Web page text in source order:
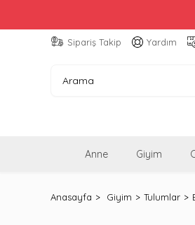
Sipariş Takip Yardım
Anne Giyim
Anasayfa Giyim Tulumlar